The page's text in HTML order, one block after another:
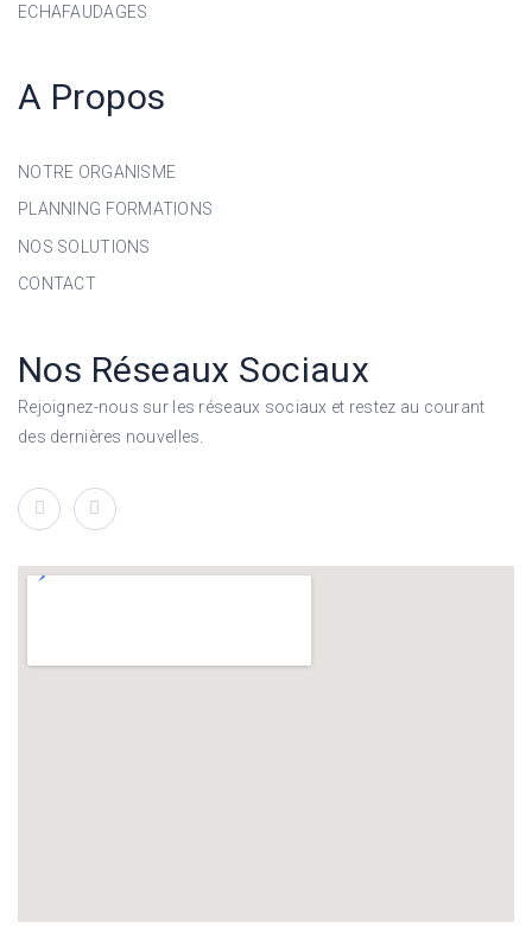
ECHAFAUDAGES
A Propos
NOTRE ORGANISME
PLANNING FORMATIONS
NOS SOLUTIONS
CONTACT
Nos Réseaux Sociaux
Rejoignez-nous sur les réseaux sociaux et restez au courant
des dernières nouvelles.